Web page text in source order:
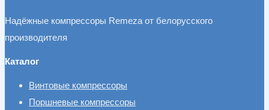
Надёжные компрессоры Remeza от белорусского
производителя
Каталог
Винтовые компрессоры
Поршневые компрессоры